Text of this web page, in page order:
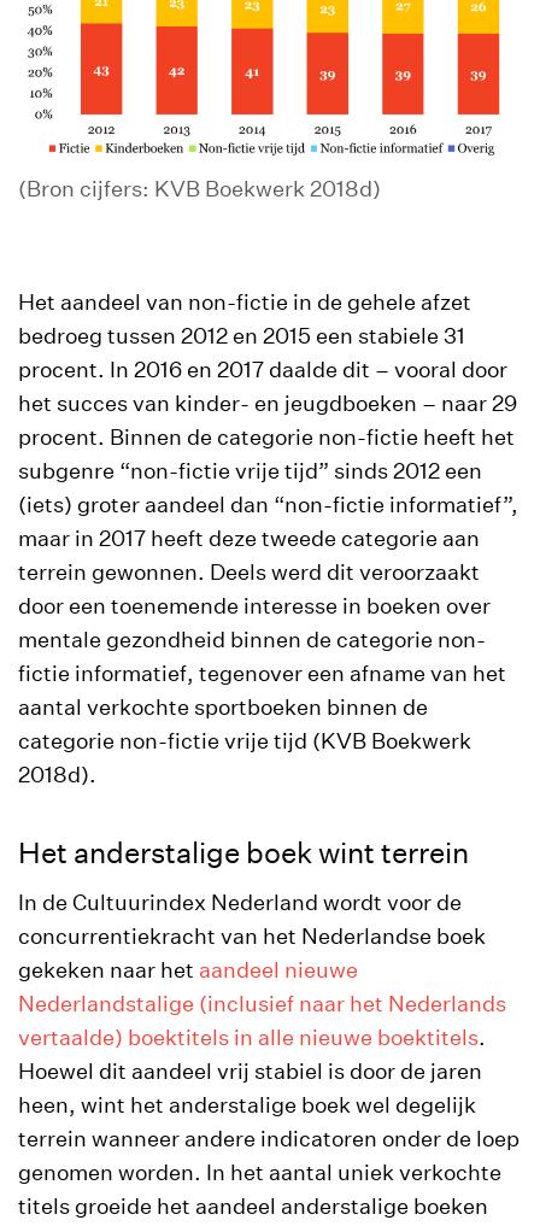
(Bron cijfers: KVB Boekwerk 2018d)
Het aandeel van non-fictie in de gehele afzet
bedroeg tussen 2012 en 2015 een stabiele 31
procent. In 2016 en 2017 daalde dit – vooral door
het succes van kinder- en jeugdboeken – naar 29
procent. Binnen de categorie non-fictie heeft het
subgenre “non-fictie vrije tijd” sinds 2012 een
(iets) groter aandeel dan “non-fictie informatief”,
maar in 2017 heeft deze tweede categorie aan
terrein gewonnen. Deels werd dit veroorzaakt
door een toenemende interesse in boeken over
mentale gezondheid binnen de categorie non-
fictie informatief, tegenover een afname van het
aantal verkochte sportboeken binnen de
categorie non-fictie vrije tijd (KVB Boekwerk
2018d).
Het anderstalige boek wint terrein
In de Cultuurindex Nederland wordt voor de
concurrentiekracht van het Nederlandse boek
gekeken naar het aandeel nieuwe
Nederlandstalige (inclusief naar het Nederlands
vertaalde) boektitels in alle nieuwe boektitels.
Hoewel dit aandeel vrij stabiel is door de jaren
heen, wint het anderstalige boek wel degelijk
terrein wanneer andere indicatoren onder de loep
genomen worden. In het aantal uniek verkochte
titels groeide het aandeel anderstalige boeken